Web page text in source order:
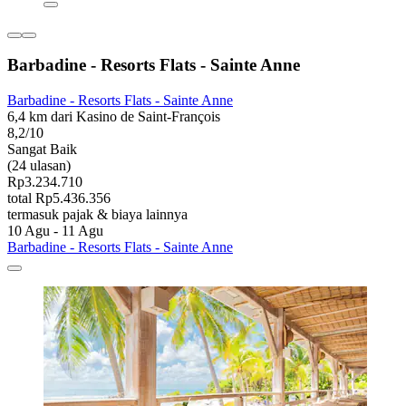
Barbadine - Resorts Flats - Sainte Anne
Barbadine - Resorts Flats - Sainte Anne
6,4 km dari Kasino de Saint-François
8,2/10
Sangat Baik
(24 ulasan)
Rp3.234.710
total Rp5.436.356
termasuk pajak & biaya lainnya
10 Agu - 11 Agu
Barbadine - Resorts Flats - Sainte Anne